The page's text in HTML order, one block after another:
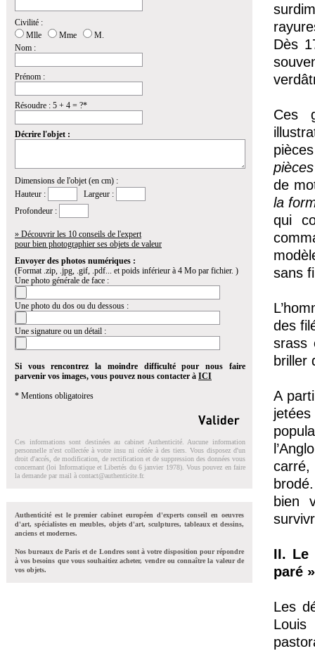
Civilité :
Mlle
Mme
M.
Nom :
Prénom :
Résoudre : 5 + 4 = ?*
Décrire l'objet :
Dimensions de l'objet (en cm) :
Hauteur :
Largeur :
Profondeur :
» Découvrir les 10 conseils de l'expert
pour bien photographier ses objets de valeur
Envoyer des photos numériques :
(Format .zip, .jpg, .gif, .pdf... et poids inférieur à 4 Mo par fichier. )
Une photo générale de face :
Une photo du dos ou du dessous :
Une signature ou un détail :
Si vous rencontrez la moindre difficulté pour nous faire
parvenir vos images, vous pouvez nous contacter à ICI
* Mentions obligatoires
Ces informations sont destinées au cabinet Authenticité. Aucune information
personnelle n'est collectée à votre insu ni cédée à des tiers. Vous disposez d'un
droit d'accés, de modification, de rectification et de suppression des données vous
concernant (loi Informatique et Libertés du 6 janvier 1978). Vous pouvez en faire
la demande par mail à contact@authenticite.fr.
Authenticité est le premier cabinet européen d'experts conseil en oeuvres
d'art, spécialistes en meubles, objets d'art, sculptures, tableaux et dessins,
anciens et modernes.
Nos bureaux de Paris et de Londres sont à votre disposition pour répondre
à vos besoins que vous souhaitiez acheter, vendre ou connaître la valeur de
vos objets.
Dès
Ces
de
la
qui
sans
des
srass
briller
A
carré,
bien
II. Le
paré
Les
Louis